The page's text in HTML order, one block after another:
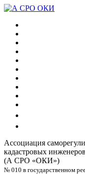
Ассоциация
кадастровых
(А СРО «ОКИ»)
№ 010 в государственном